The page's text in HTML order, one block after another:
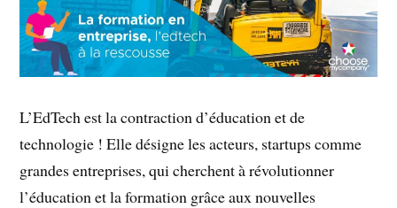
L’EdTech est la contraction d’éducation et de
technologie ! Elle désigne les acteurs, startups comme
grandes entreprises, qui cherchent à révolutionner
l’éducation et la formation grâce aux nouvelles